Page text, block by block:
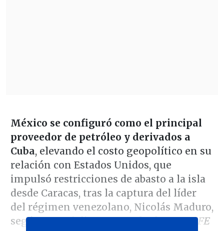
México se configuró como el principal
proveedor de petróleo y derivados a
Cuba, elevando el costo geopolítico en su
relación con Estados Unidos, que
impulsó restricciones de abasto a la isla
desde Caracas, tras la captura del líder
del régimen venezolano, Nicolás Maduro,
según especialistas consultados porEFE